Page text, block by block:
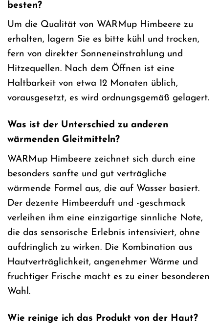
besten?
Um die Qualität von WARMup Himbeere zu
erhalten, lagern Sie es bitte kühl und trocken,
fern von direkter Sonneneinstrahlung und
Hitzequellen. Nach dem Öffnen ist eine
Haltbarkeit von etwa 12 Monaten üblich,
vorausgesetzt, es wird ordnungsgemäß gelagert.
Was ist der Unterschied zu anderen
wärmenden Gleitmitteln?
WARMup Himbeere zeichnet sich durch eine
besonders sanfte und gut verträgliche
wärmende Formel aus, die auf Wasser basiert.
Der dezente Himbeerduft und -geschmack
verleihen ihm eine einzigartige sinnliche Note,
die das sensorische Erlebnis intensiviert, ohne
aufdringlich zu wirken. Die Kombination aus
Hautverträglichkeit, angenehmer Wärme und
fruchtiger Frische macht es zu einer besonderen
Wahl.
Wie reinige ich das Produkt von der Haut?